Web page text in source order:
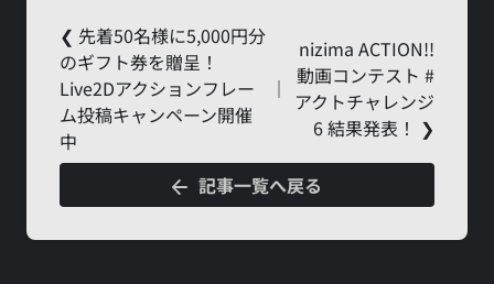
❮ 先着50名様に5,000円分
のギフト券を贈呈！
Live2Dアクションフレー
ム投稿キャンペーン開催
中
｜
nizima ACTION!!
動画コンテスト #
アクトチャレンジ
6 結果発表！ ❯
記事一覧へ戻る